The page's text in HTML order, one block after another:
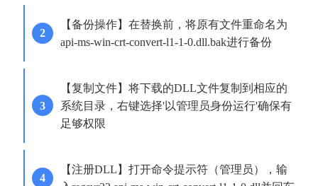
【备份操作】在替换前，将原有文件重命名为
api-ms-win-crt-convert-l1-1-0.dll.bak进行备份
【复制文件】将下载的DLL文件复制到相应的
系统目录，右键选择'以管理员身份运行'确保有
足够权限
【注册DLL】打开命令提示符（管理员），输